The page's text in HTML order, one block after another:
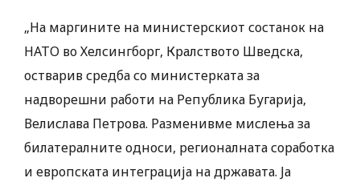
„На маргините на министерскиот состанок на
НАТО во Хелсингборг, Кралството Шведска,
остварив средба со министерката за
надворешни работи на Република Бугарија,
Велислава Петрова. Разменивме мислења за
билатералните односи, регионалната соработка
и европската интеграција на државата. Ја